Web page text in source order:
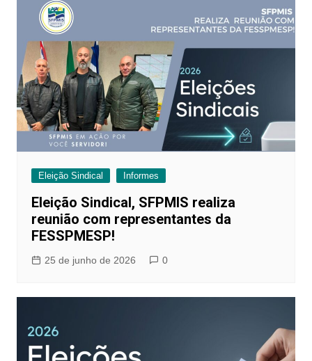
Eleição Sindical Informes
Eleição Sindical, SFPMIS realiza
reunião com representantes da
FESSPMESP!
25 de junho de 2026 0